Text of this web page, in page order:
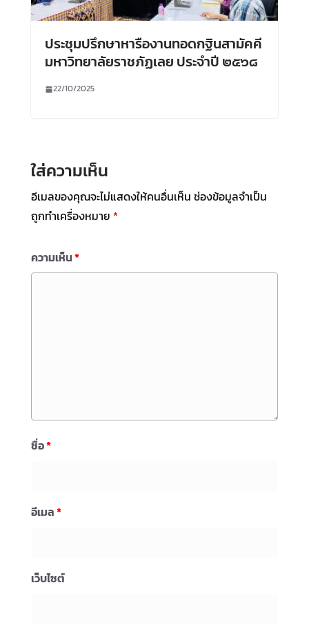
ประชุมปรึกษาหารืองานทอดกฐินสามัคคี
มหาวิทยาลัยราชภัฏเลย ประจำปี ๒๕๖๘
22/10/2025
ใส่ความเห็น
อีเมลของคุณจะไม่แสดงให้คนอื่นเห็น ช่องข้อมูลจำเป็น
ถูกทำเครื่องหมาย *
ความเห็น*
ชื่อ*
อีเมล*
เว็บไซต์